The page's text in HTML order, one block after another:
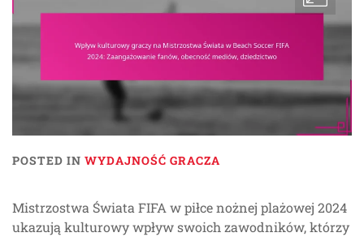
POSTED IN WYDAJNOŚĆ GRACZA
Mistrzostwa Świata FIFA w piłce nożnej plażowej 2024
ukazują kulturowy wpływ swoich zawodników, którzy